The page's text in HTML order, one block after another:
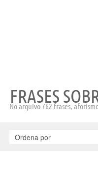
FRASES
No arquivo 762 frases,